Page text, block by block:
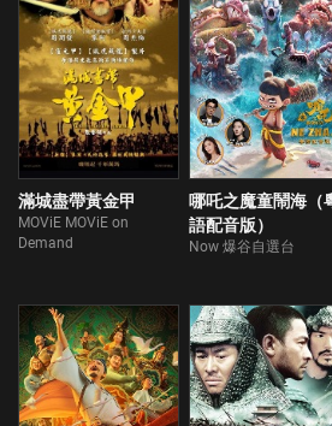
滿城盡帶黃金甲
MOViE MOViE on
Demand
哪吒之魔童鬧海（
語配音版）
Now 爆谷自選台